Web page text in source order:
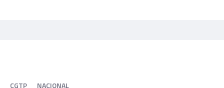
CGTP NACIONAL